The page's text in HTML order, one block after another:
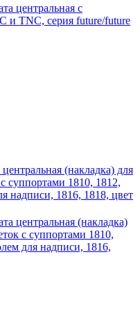
(накладка) для
суппортами 1810, 1812,
надписи, 1816, 1818, цвет